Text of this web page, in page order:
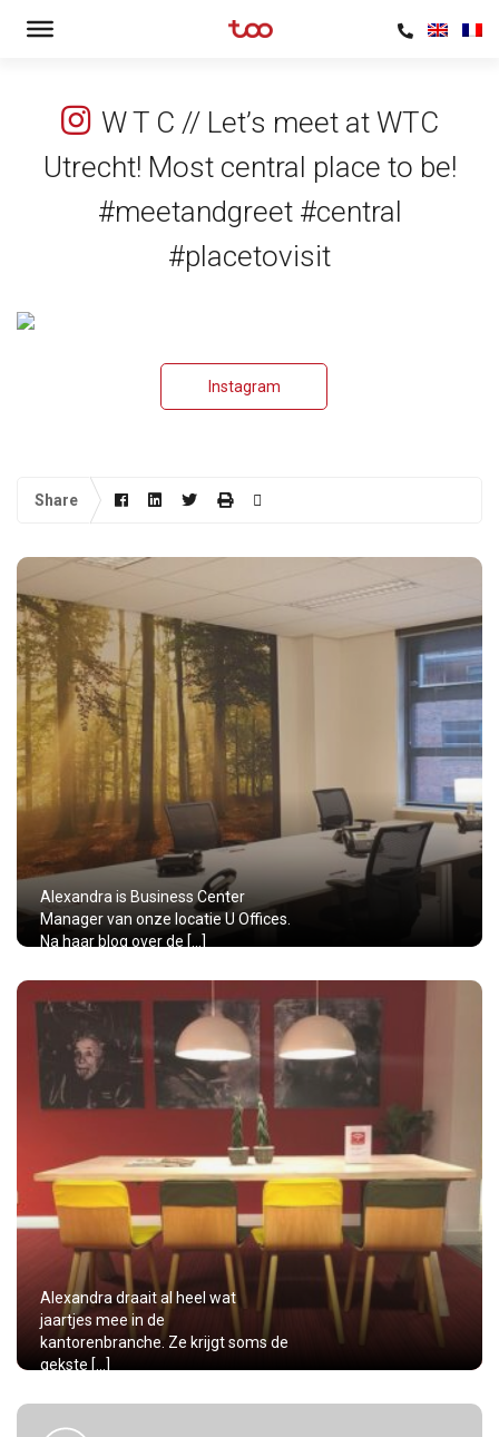
W T C // Let’s meet at WTC
Utrecht! Most central place to be!
#meetandgreet #central
#placetovisit
Instagram
Share
Alexandra is Business Center
Manager van onze locatie U Offices.
Na haar blog over de […]
Alexandra draait al heel wat
jaartjes mee in de
kantorenbranche. Ze krijgt soms de
gekste […]